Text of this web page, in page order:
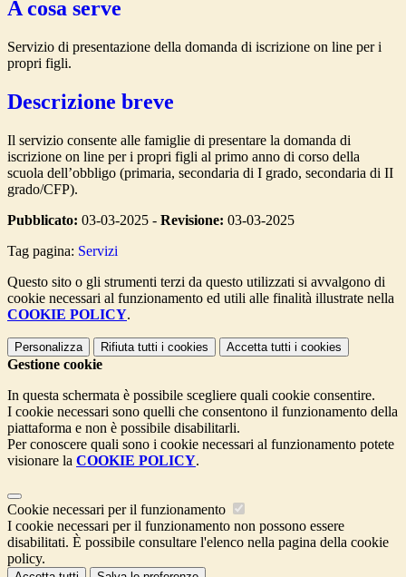
A cosa serve
Servizio di presentazione della domanda di iscrizione on line per i
propri figli.
Descrizione breve
Il servizio consente alle famiglie di presentare la domanda di
iscrizione on line per i propri figli al primo anno di corso della
scuola dell’obbligo (primaria, secondaria di I grado, secondaria di II
grado/CFP).
Pubblicato: 03-03-2025 - Revisione: 03-03-2025
Tag pagina: Servizi
Questo sito o gli strumenti terzi da questo utilizzati si avvalgono di
cookie necessari al funzionamento ed utili alle finalità illustrate nella
COOKIE POLICY.
Personalizza Rifiuta tutti i cookies Accetta tutti i cookies
Gestione cookie
In questa schermata è possibile scegliere quali cookie consentire.
I cookie necessari sono quelli che consentono il funzionamento della
piattaforma e non è possibile disabilitarli.
Per conoscere quali sono i cookie necessari al funzionamento potete
visionare la COOKIE POLICY.
Cookie necessari per il funzionamento
I cookie necessari per il funzionamento non possono essere
disabilitati. È possibile consultare l'elenco nella pagina della cookie
policy.